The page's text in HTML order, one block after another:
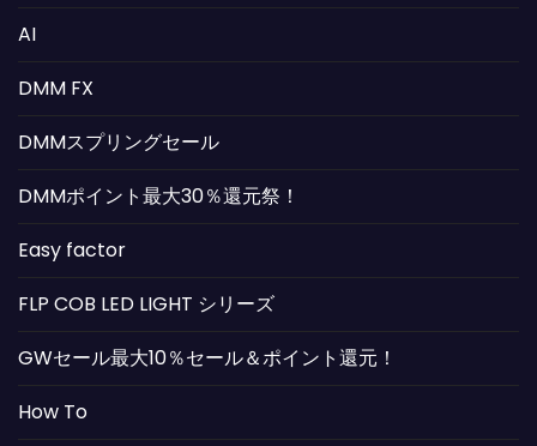
AI
DMM FX
DMMスプリングセール
DMMポイント最大30％還元祭！
Easy factor
FLP COB LED LIGHT シリーズ
GWセール最大10％セール＆ポイント還元！
How To